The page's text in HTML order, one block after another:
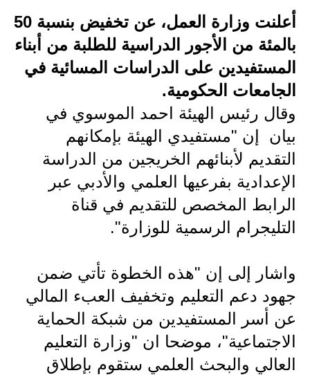
الاخبار الامنية
الاخبار الاقتصادية
الاخبار الرياضية
المدارس
اخبار وقرارات وزارة التربية
نتائج الامتحانات
المرحلة الابتدائية
المرحلة المتوسطة
المرحلة الاعدادية
اسئلة وزارية
المرحلة الابتدائية
المرحلة المتوسطة
أعلنت وزارة العمل، عن تخفيض بنسبة 50
بالمئة من الأجور الدراسية للطلبة من أبناء
المستفيدين على الدراسات المسائية في
الجامعات الحكومية.
وقال رئيس الهيئة احمد الموسوي في
بيان إن "مستفيدي الهيئة بإمكانهم
التقديم لأبنائهم الخريجين من الدراسة
الإعدادية بفرعيها العلمي والأدبي عبر
الرابط المخصص للتقديم في قناة
التليجرام الرسمية للوزارة".
واشار إلى إن "هذه الخطوة تأتي ضمن
جهود دعم التعليم وتخفيف العبء المالي
عن أسر المستفيدين من شبكة الحماية
الاجتماعية"، موضحا ان "وزارة التعليم
العالي والبحث العلمي ستقوم بإطلاق